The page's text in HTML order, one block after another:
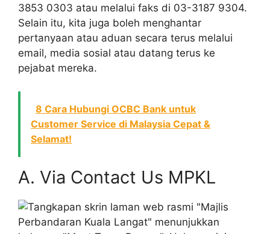
3853 0303 atau melalui faks di 03-3187 9304.
Selain itu, kita juga boleh menghantar
pertanyaan atau aduan secara terus melalui
email, media sosial atau datang terus ke
pejabat mereka.
8 Cara Hubungi OCBC Bank untuk
Customer Service di Malaysia Cepat &
Selamat!
A. Via Contact Us MPKL